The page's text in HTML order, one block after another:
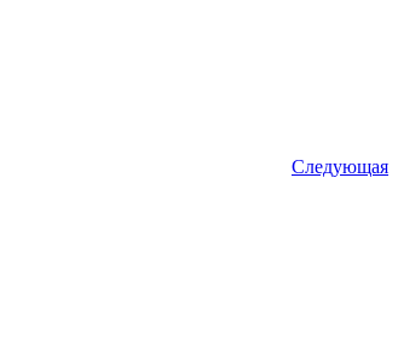
Следующая